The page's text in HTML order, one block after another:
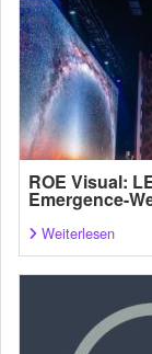
ROE Visual:
Emergence-
Weiterlesen